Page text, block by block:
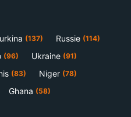
(137) Russie (114)
(96) Ukraine (91)
(83) Niger (78)
Ghana (58)